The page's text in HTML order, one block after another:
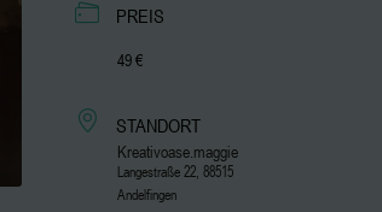
PREIS
49 €
STANDORT
Kreativoase.maggie
Langestraße 22, 88515
Andelfingen